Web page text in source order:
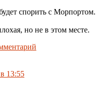
спорить с Морпортом.
но не в этом месте.
13:55